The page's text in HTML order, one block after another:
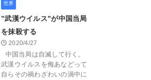
世界
”武漢ウイルス”が中国当局
を抹殺する
2020/4/27
中国当局は自滅して行く。
武漢ウイルスを侮あなどって
自らその禍わざわいの渦中に